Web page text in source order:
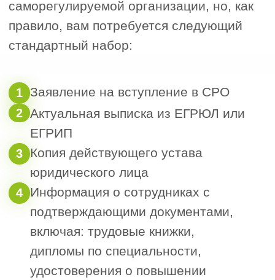
промышленность или
инфраструктурные объекты.
Оптимально, если СРО уже
работает с компаниями в
особенности и практику.
4 4. Юридический статус и
профессиональные связи
быть зарегистрирована в
государственном реестре
организаций.
Участие в профессиональных
НОСТРОЙ, является
дополнительным показателем
высокого уровня